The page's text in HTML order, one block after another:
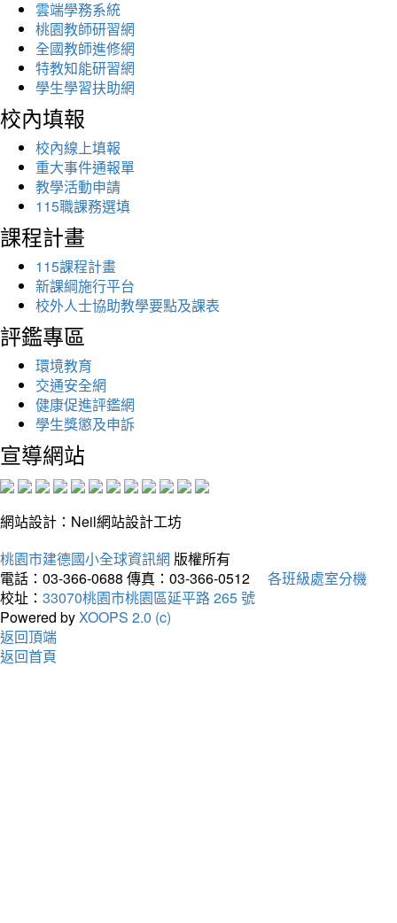
雲端學務系統
桃園教師研習網
全國教師進修網
特教知能研習網
學生學習扶助網
校內填報
校內線上填報
重大事件通報單
教學活動申請
115職課務選填
課程計畫
115課程計畫
新課綱施行平台
校外人士協助教學要點及課表
評鑑專區
環境教育
交通安全網
健康促進評鑑網
學生獎懲及申訴
宣導網站
網站設計：Neil網站設計工坊
桃園市建德國小全球資訊網 版權所有
電話：03-366-0688 傳真：03-366-0512
各班級處室分機
校址： 33070桃園市桃園區延平路 265 號
Powered byXOOPS 2.0 (c)
返回頂端
返回首頁